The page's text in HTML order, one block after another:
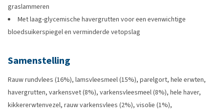
graslammeren
Met laag-glycemische havergrutten voor een evenwichtige
bloedsuikerspiegel en verminderde vetopslag
Samenstelling
Rauw rundvlees (16%), lamsvleesmeel (15%), parelgort, hele erwten,
havergrutten, varkensvet (8%), varkensvleesmeel (8%), hele haver,
kikkererwtenvezel, rauw varkensvlees (2%), visolie (1%),